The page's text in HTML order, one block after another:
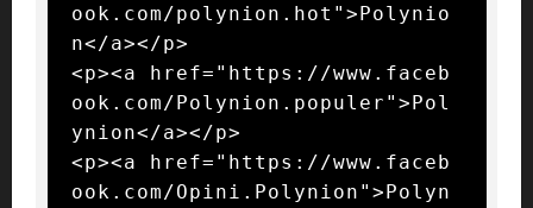
ook.com/polynion.hot">Polynio
n</a></p>
<p><a href="https://www.faceb
ook.com/Polynion.populer">Pol
ynion</a></p>
<p><a href="https://www.faceb
ook.com/Opini.Polynion">Polyn